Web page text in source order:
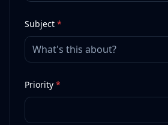
Subject *
Priority *